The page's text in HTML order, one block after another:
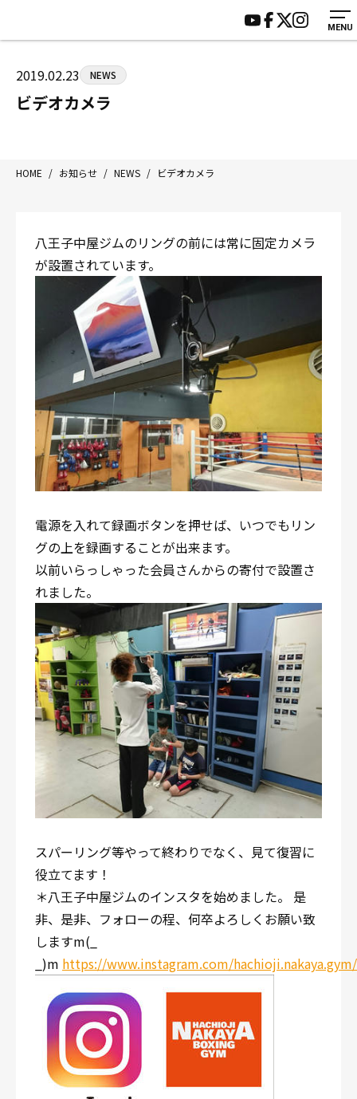
MENU
八王子中屋ボクシングジム
〒192-0072 東京都八王子市南町3-8 第2原嶋ビル1F
Tel/Fax：042-622-7222
営業時間：月〜土 14:00〜22:00 / 日・祝 14:00〜19:00
HOME
ジムについて
トレーニング
入会案内
施設紹介
サポーター募集
2019.02.23 NEWS
ビデオカメラ
HOME / お知らせ / NEWS / ビデオカメラ
八王子中屋ジムのリングの前には常に固定カメラ
が設置されています。
電源を入れて録画ボタンを押せば、いつでもリン
グの上を録画することが出来ます。
以前いらっしゃった会員さんからの寄付で設置さ
れました。
スパーリング等やって終わりでなく、見て復習に
役立てます！
＊八王子中屋ジムのインスタを始めました。 是
非、是非、フォローの程、何卒よろしくお願い致
しますm(_
_)m https://www.instagram.com/hachioji.nakaya.gym/